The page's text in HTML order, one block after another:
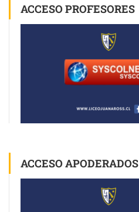
ACCESO PROFESORES
ACCESO APODERADOS